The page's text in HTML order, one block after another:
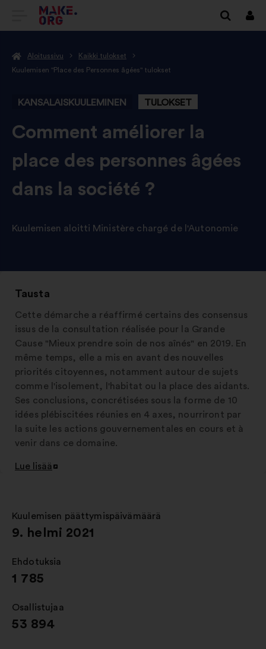
SIIRRY
KOTISIVULLE
Aloitussivu
Kaikki tulokset
Kuulemisen "Place des Personnes âgées" tulokset
KANSALAISKUULEMINEN TULOKSET
-
Comment améliorer la
place des personnes âgées
dans la société ?
Kuulemisen aloitti Ministère chargé de l'Autonomie
Tausta
Cette démarche a réaffirmé certains des consensus
issus de la consultation réalisée pour la Grande
Cause "Mieux prendre soin de nos aînés" en 2019. En
même temps, elle a mis en avant des nouvelles
priorités citoyennes, notamment autour de sujets
comme l'isolement, l'habitat ou la place des aidants.
Ses conclusions, concrétisées sous la forme de 10
idées plébiscitées réunies en 4 axes, nourriront par
la suite les actions gouvernementales en cours et à
venir dans ce domaine.
Lue lisää
Avaa
Kuulemisen päättymispäivämäärä
:
9. helmi 2021
Ehdotuksia
:
1 785
Osallistujaa
:
53 894